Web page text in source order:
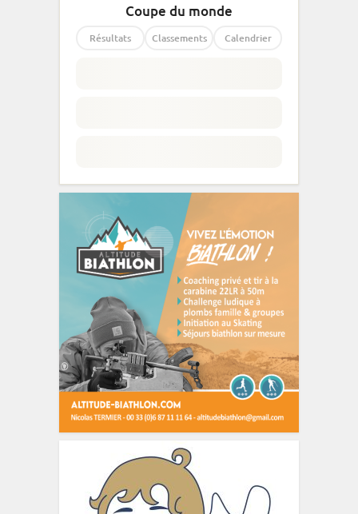
Coupe du monde
Résultats Classements Calendrier